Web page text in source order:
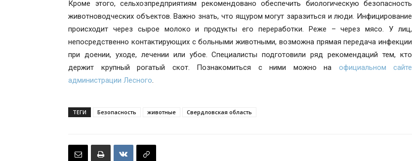
Кроме этого, сельхозпредприятиям рекомендовано обеспечить биологическую безопасность
животноводческих объектов. Важно знать, что ящуром могут заразиться и люди. Инфицирование
происходит через сырое молоко и продукты его переработки. Реже – через мясо. У лиц,
непосредственно контактирующих с больными животными, возможна прямая передача инфекции
при доении, уходе, лечении или убое. Специалисты подготовили ряд рекомендаций тем, кто
держит крупный рогатый скот. Познакомиться с ними можно на официальном сайте
администрации Лесного
ТЕГИ Безопасность животные Свердловская область